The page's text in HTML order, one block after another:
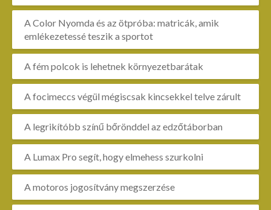
A Color Nyomda és az ötpróba: matricák, amik
emlékezetessé teszik a sportot
A fém polcok is lehetnek környezetbarátak
A focimeccs végül mégiscsak kincsekkel telve zárult
A legrikítóbb színű bőrönddel az edzőtáborban
A Lumax Pro segít, hogy elmehess szurkolni
A motoros jogosítvány megszerzése